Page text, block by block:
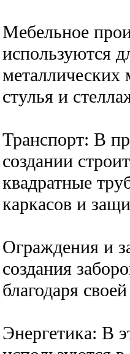
Мебельное
используются
металлических
стулья и
Транспорт: В
создании
квадратные
каркасов и
Ограждения и
создания
благодаря
Энергетика: В